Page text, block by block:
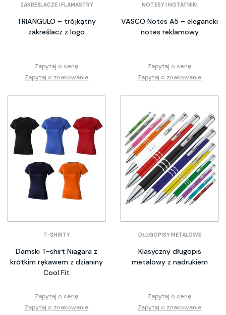
ZAKREŚLACZE I FLAMASTRY
TRIANGULO – trójkątny
zakreślacz z logo
Zapytaj o cenę
Zapytaj o znakowanie
NOTESY I NOTATNIKI
VASCO Notes A5 – elegancki
notes reklamowy
Zapytaj o cenę
Zapytaj o znakowanie
T-SHIRTY
Damski T-shirt Niagara z
krótkim rękawem z dzianiny
Cool Fit
Zapytaj o cenę
Zapytaj o znakowanie
DŁUGOPISY METALOWE
Klasyczny długopis
metalowy z nadrukiem
Zapytaj o cenę
Zapytaj o znakowanie